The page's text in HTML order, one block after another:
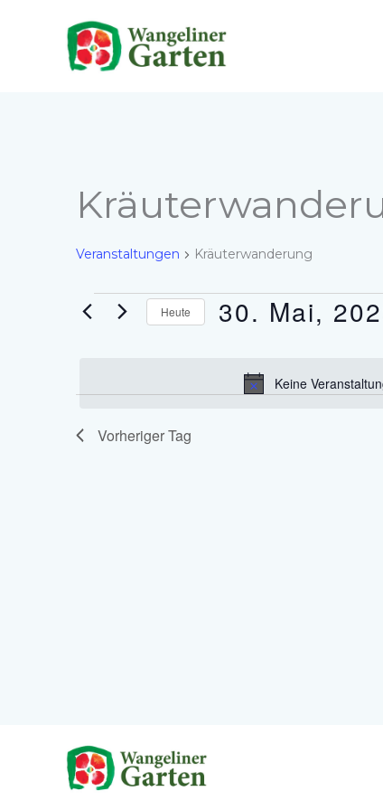
Veranstaltungen Kräuterwanderung
Veranstaltungen
für
2025
Keine
Heute 30. Mai,
Vorheriger Tag